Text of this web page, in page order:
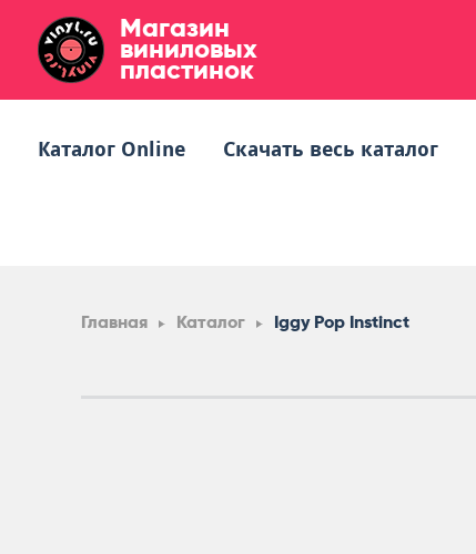
Магазин
виниловых
пластинок
Каталог Online Скачать весь каталог
Главная Каталог Iggy Pop Instinct